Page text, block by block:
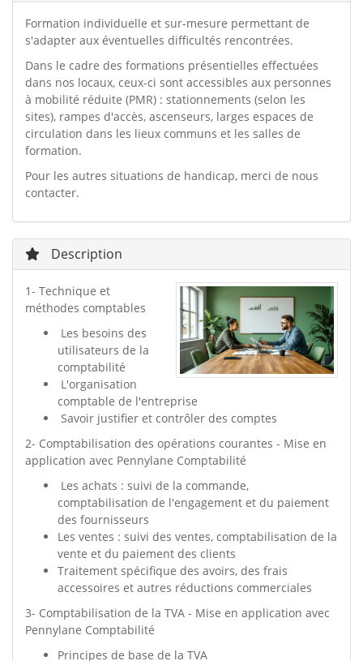
Formation individuelle et sur-mesure permettant de
s'adapter aux éventuelles difficultés rencontrées.
Dans le cadre des formations présentielles effectuées
dans nos locaux, ceux-ci sont accessibles aux personnes
à mobilité réduite (PMR) : stationnements (selon les
sites), rampes d'accès, ascenseurs, larges espaces de
circulation dans les lieux communs et les salles de
formation.
Pour les autres situations de handicap, merci de nous
contacter.
Description
1- Technique et
méthodes comptables
Les besoins des
utilisateurs de la
comptabilité
L'organisation
comptable de l'entreprise
Savoir justifier et contrôler des comptes
2- Comptabilisation des opérations courantes - Mise en
application avec Pennylane Comptabilité
Les achats : suivi de la commande,
comptabilisation de l'engagement et du paiement
des fournisseurs
Les ventes : suivi des ventes, comptabilisation de la
vente et du paiement des clients
Traitement spécifique des avoirs, des frais
accessoires et autres réductions commerciales
3- Comptabilisation de la TVA - Mise en application avec
Pennylane Comptabilité
Principes de base de la TVA